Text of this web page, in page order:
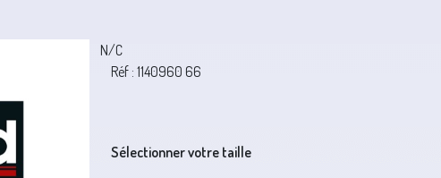
N/C
Réf : 1140960 66
Sélectionner votre taille